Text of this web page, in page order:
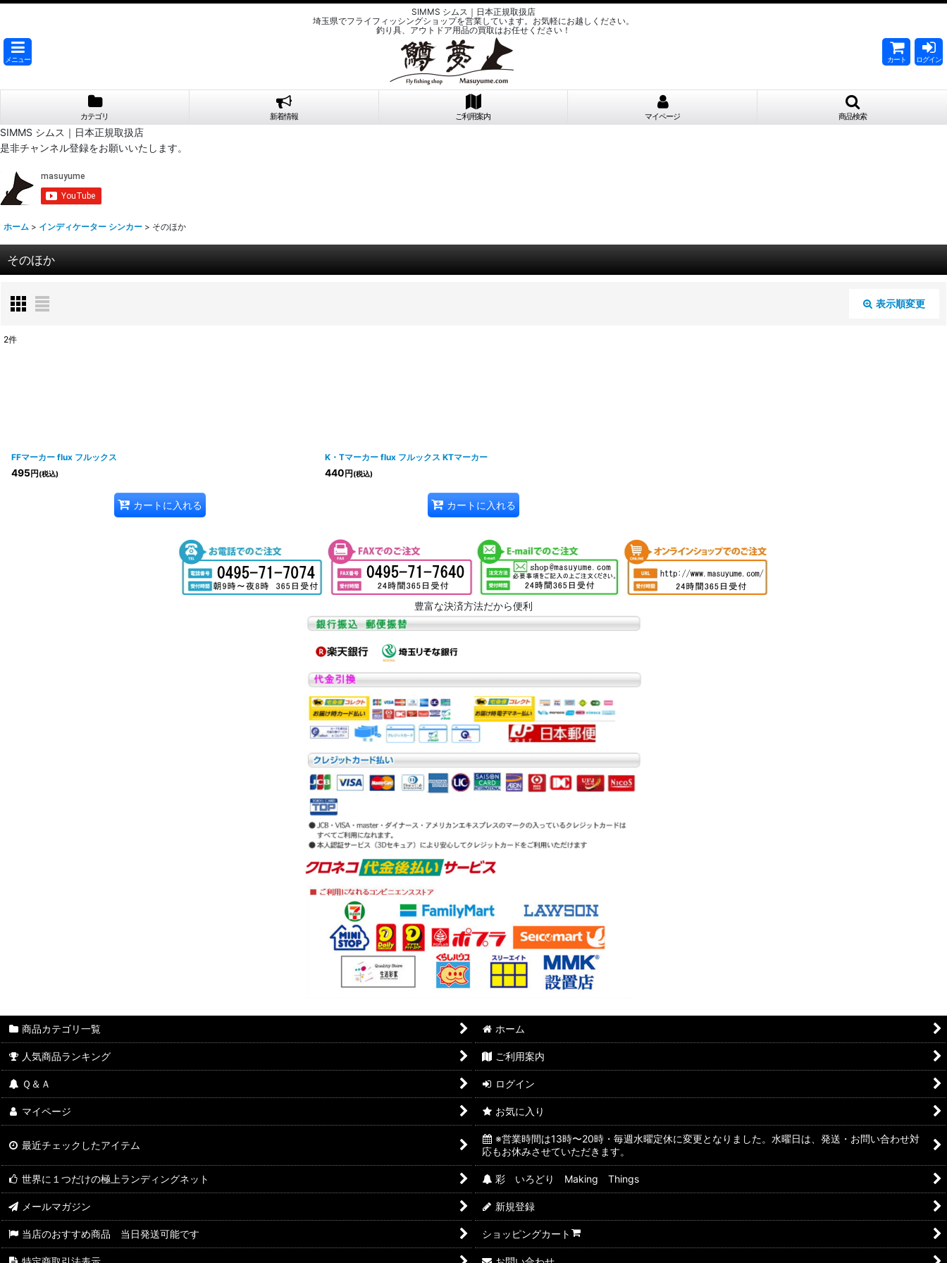
SIMMS シムス｜日本正規取扱店
埼玉県でフライフィッシングショップを営業しています。お気軽にお越しください。
釣り具、アウトドア用品の買取はお任せください！
メニュー カート ログイン
カテゴリ 新着情報 ご利用案内 マイページ 商品検索
SIMMS シムス｜日本正規取扱店
是非チャンネル登録をお願いいたします。
ホーム > インディケーター シンカー > そのほか
そのほか
表示順変更
2件
FFマーカー flux フルックス
495円 (税込)
カートに入れる
K・Tマーカー flux フルックス KTマーカー
440 円 (税込)
カートに入れる
豊富な決済方法だから便利
商品カテゴリ一覧 ホーム
人気商品ランキング ご利用案内
Ｑ＆Ａ ログイン
マイページ お気に入り
最近チェックしたアイテム
※営業時間は13時〜20時・毎週水曜定休に変更となりました。水曜日は、発送・お問い合わせ対
応もお休みさせていただきます。
世界に１つだけの極上ランディングネット 彩 いろどり Making Things
メールマガジン 新規登録
当店のおすすめ商品 当日発送可能です ショッピングカート